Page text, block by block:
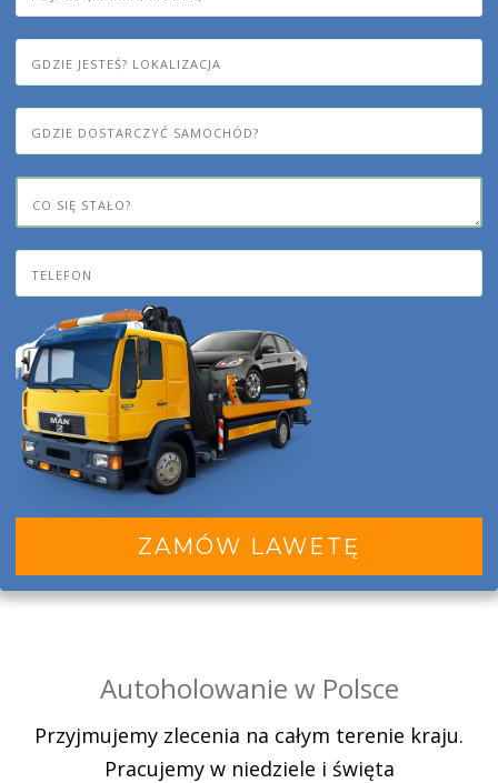
ZAMÓW LAWETĘ
Autoholowanie w Polsce
Przyjmujemy zlecenia na całym terenie kraju.
Pracujemy w niedziele i święta